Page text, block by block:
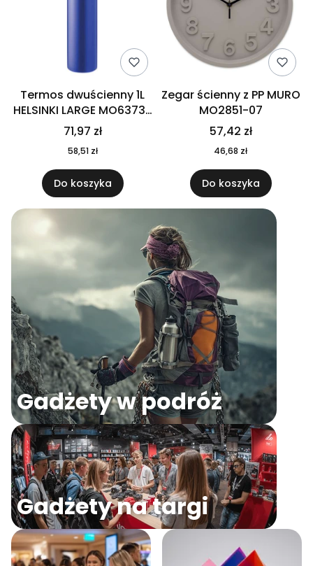
Termos dwuścienny 1L
HELSINKI LARGE MO6373-
04
71,97 zł
58,51 zł
Do koszyka
Zegar ścienny z PP MURO
MO2851-07
57,42 zł
46,68 zł
Do koszyka
Gadżety w podróż
Gadżety na targi